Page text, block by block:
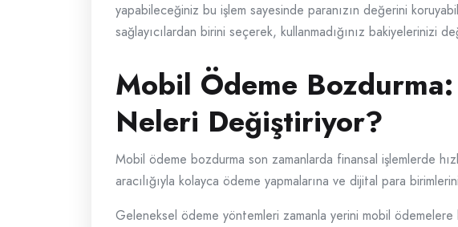
yapabileceğiniz bu işlem sayesinde paranızın değerini
sağlayıcılardan birini seçerek, kullanmadığınız bakiyelerinizi
Mobil Ödeme
Neleri Değiştiriyor?
Mobil ödeme bozdurma son zamanlarda finansal işlemlerde
aracılığıyla kolayca ödeme yapmalarına ve dijital para
Geleneksel ödeme yöntemleri zamanla yerini mobil ödemelere